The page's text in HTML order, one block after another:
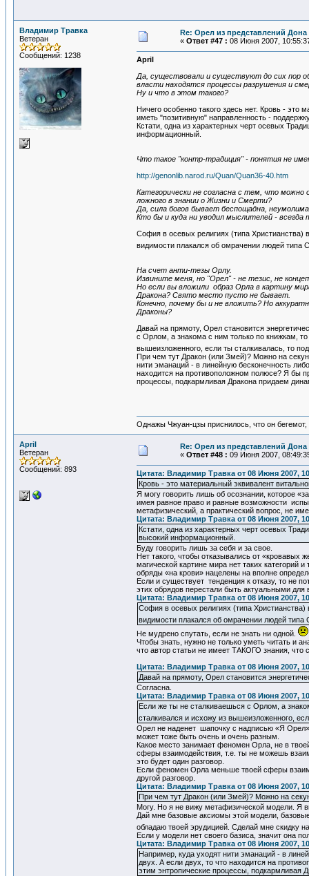
Владимир Травка
Ветеран
Сообщений: 1238
Re: Орел из представлений Дона
« Ответ #47 : 08 Июня 2007,
April
Да, существовали и существуют до сих пор
власти находятся процессы разрушения и
Ну и что в этом такого?
Ничего особенно такого здесь нет. Кровь -
иметь "позитивную" направленность -
Кстати, одна из характерных черт осевых
информационный.
Что такое "контр-традиция" - понятия не
http://genonlib.narod.ru/Quan/Quan36-40.htm
Категорически не согласна с тем, что
ложного в знании о Жизни и Смерти?
Да, сила богов бывает беспощадна,
Кто бы и куда ни уводил мыслителей -
София в осевых религиях (типа Христианства)
видимости плакался об омрачении людей типа
На счет анти-тезы Орлу.
Извините меня, но "Орел" - не тезис, не
Но если вы вложили образ Орла в картину
Дракона? Свято место пусто не бывает.
Конечно, почему бы и не вложить? Но
Драконы?
Давай на прямоту, Орел становится
с Орлом, а знакома с ним только по книжкам,
вышеизложенного, если ты сталкивалась, то
При чем тут Дракон (или Змей)? Можно на
нити эманаций - в линейную бесконечность
находится на противоположном полюсе? Я бы
процессы, подкармливая Дракона придаем
Однажы Чжуан-цзы приснилось, что он
April
Ветеран
Сообщений: 893
Re: Орел из представлений Дона
« Ответ #48 : 09 Июня 2007,
Цитата: Владимир Травка от 08 Июня 2007,
Кровь - это материальный эквивалент
Я могу говорить лишь об осознании, которое
имея равное право и равные возможности
метафизический, а практический вопрос, не
Цитата: Владимир Травка от 08 Июня 2007,
Кстати, одна из характерных черт осевых
высокий информационный.
Буду говорить лишь за себя и за свое.
Нет такого, чтобы отказывались от
магической картине мира нет таких категорий
обряды «на крови» нацелены на вполне
Если и существует тенденция к отказу, то не
этих обрядов перестали быть актуальными
Цитата: Владимир Травка от 08 Июня 2007,
София в осевых религиях (типа
видимости плакался об омрачении людей
Не мудрено спутать, если не знать ни одной.
Чтобы знать, нужно не только уметь читать и
что автор статьи не имеет ТАКОГО знания,
Цитата: Владимир Травка от 08 Июня 2007,
Давай на прямоту, Орел становится
Согласна.
Цитата: Владимир Травка от 08 Июня 2007,
Если же ты не сталкиваешься с Орлом, а
сталкивался и исхожу из вышеизложенного,
Орел не наденет шапочку с надписью «Я Орел»
может тоже быть очень и очень разным.
Какое место занимает феномен Орла, не в
сферы взаимодействия, т.е. ты не можешь
это будет один разговор.
Если феномен Орла меньше твоей сферы
другой разговор.
Цитата: Владимир Травка от 08 Июня 2007,
При чем тут Дракон (или Змей)? Можно на
Могу. Но я не вижу метафизической модели. Я
Дай мне базовые аксиомы этой модели,
обладаю твоей эрудицией. Сделай мне скидку
Если у модели нет своего базиса, значит она
Цитата: Владимир Травка от 08 Июня 2007,
Например, куда уходят нити эманаций - в
двух. А если двух, то что находится на
этим энтропические процессы, подкармливая